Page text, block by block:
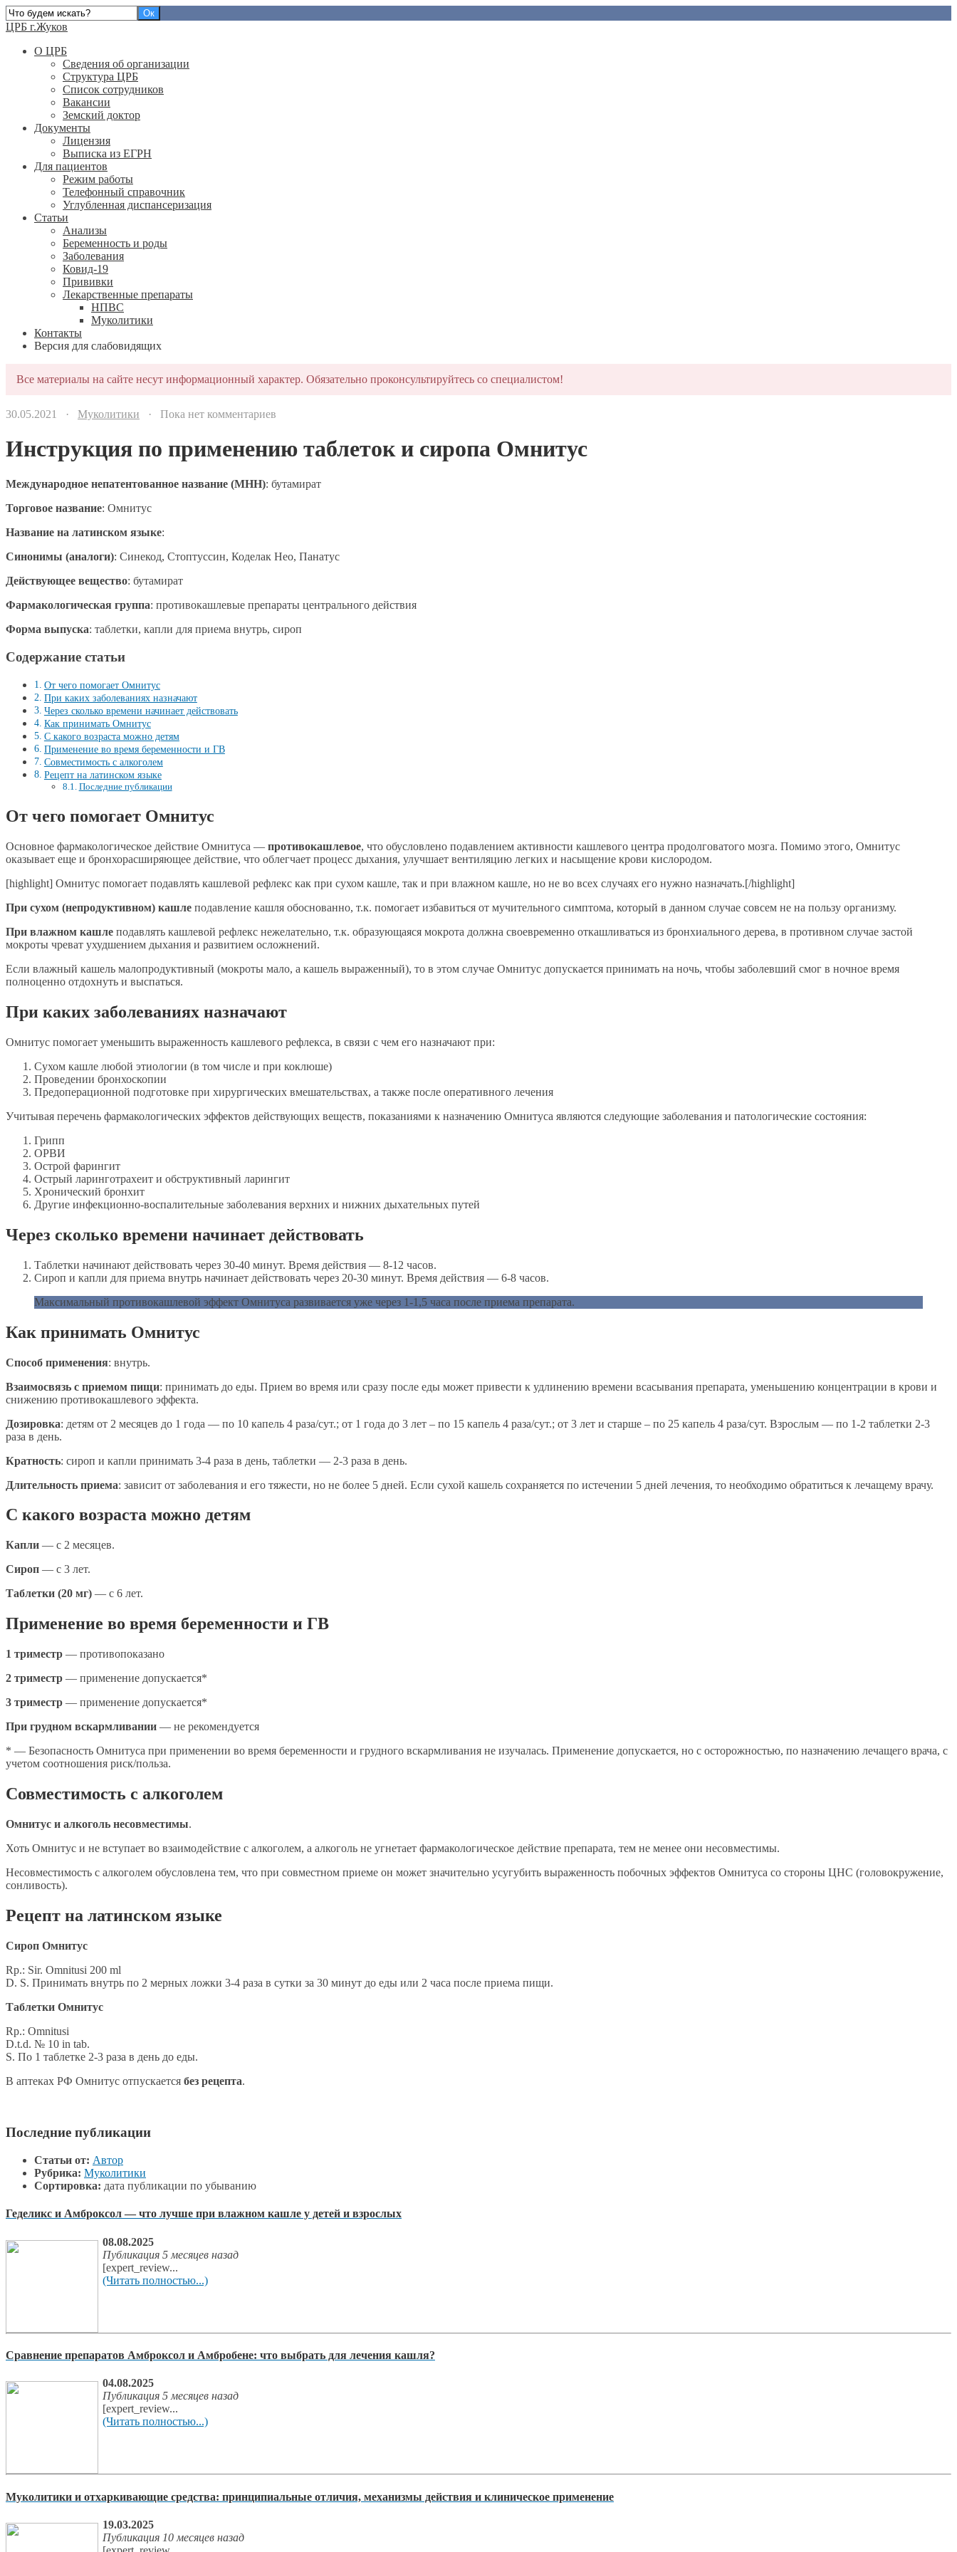
ЦРБ г.Жуков
О ЦРБ
Сведения об организации
Структура ЦРБ
Список сотрудников
Вакансии
Земский доктор
Документы
Лицензия
Выписка из ЕГРН
Для пациентов
Режим работы
Телефонный справочник
Углубленная диспансеризация
Статьи
Анализы
Беременность и роды
Заболевания
Ковид-19
Прививки
Лекарственные препараты
НПВС
Муколитики
Контакты
Версия для слабовидящих
Все материалы на сайте несут информационный характер. Обязательно проконсультируйтесь со специалистом!
30.05.2021 · Муколитики · Пока нет комментариев
Инструкция по применению таблеток и сиропа Омнитус
Международное непатентованное название (МНН): бутамират
Торговое название: Омнитус
Название на латинском языке:
Синонимы (аналоги): Синекод, Стоптуссин, Коделак Нео, Панатус
Действующее вещество: бутамират
Фармакологическая группа: противокашлевые препараты центрального действия
Форма выпуска: таблетки, капли для приема внутрь, сироп
Содержание статьи
От чего помогает Омнитус
При каких заболеваниях назначают
Через сколько времени начинает действовать
Как принимать Омнитус
С какого возраста можно детям
Применение во время беременности и ГВ
Совместимость с алкоголем
Рецепт на латинском языке
Последние публикации
От чего помогает Омнитус
Основное фармакологическое действие Омнитуса — противокашлевое, что обусловлено подавлением активности кашлевого центра продолговатого мозга. Помимо этого, Омнитус
оказывает еще и бронхорасширяющее действие, что облегчает процесс дыхания, улучшает вентиляцию легких и насыщение крови кислородом.
[highlight] Омнитус помогает подавлять кашлевой рефлекс как при сухом кашле, так и при влажном кашле, но не во всех случаях его нужно назначать.[/highlight]
При сухом (непродуктивном) кашле подавление кашля обоснованно, т.к. помогает избавиться от мучительного симптома, который в данном случае совсем не на пользу организму.
При влажном кашле подавлять кашлевой рефлекс нежелательно, т.к. образующаяся мокрота должна своевременно откашливаться из бронхиального дерева, в противном случае застой
мокроты чреват ухудшением дыхания и развитием осложнений.
Если влажный кашель малопродуктивный (мокроты мало, а кашель выраженный), то в этом случае Омнитус допускается принимать на ночь, чтобы заболевший смог в ночное время
полноценно отдохнуть и выспаться.
При каких заболеваниях назначают
Омнитус помогает уменьшить выраженность кашлевого рефлекса, в связи с чем его назначают при:
Сухом кашле любой этиологии (в том числе и при коклюше)
Проведении бронхоскопии
Предоперационной подготовке при хирургических вмешательствах, а также после оперативного лечения
Учитывая перечень фармакологических эффектов действующих веществ, показаниями к назначению Омнитуса являются следующие заболевания и патологические состояния:
Грипп
ОРВИ
Острой фарингит
Острый ларинготрахеит и обструктивный ларингит
Хронический бронхит
Другие инфекционно-воспалительные заболевания верхних и нижних дыхательных путей
Через сколько времени начинает действовать
Таблетки начинают действовать через 30-40 минут. Время действия — 8-12 часов.
Сироп и капли для приема внутрь начинает действовать через 20-30 минут. Время действия — 6-8 часов.
Максимальный противокашлевой эффект Омнитуса развивается уже через 1-1,5 часа после приема препарата.
Как принимать Омнитус
Способ применения: внутрь.
Взаимосвязь с приемом пищи: принимать до еды. Прием во время или сразу после еды может привести к удлинению времени всасывания препарата, уменьшению концентрации в крови и
снижению противокашлевого эффекта.
Дозировка: детям от 2 месяцев до 1 года — по 10 капель 4 раза/сут.; от 1 года до 3 лет – по 15 капель 4 раза/сут.; от 3 лет и старше – по 25 капель 4 раза/сут. Взрослым — по 1-2 таблетки 2-3
раза в день.
Кратность: сироп и капли принимать 3-4 раза в день, таблетки — 2-3 раза в день.
Длительность приема: зависит от заболевания и его тяжести, но не более 5 дней. Если сухой кашель сохраняется по истечении 5 дней лечения, то необходимо обратиться к лечащему врачу.
С какого возраста можно детям
Капли — с 2 месяцев.
Сироп — с 3 лет.
Таблетки (20 мг) — с 6 лет.
Применение во время беременности и ГВ
1 триместр — противопоказано
2 триместр — применение допускается*
3 триместр — применение допускается*
При грудном вскармливании — не рекомендуется
* — Безопасность Омнитуса при применении во время беременности и грудного вскармливания не изучалась. Применение допускается, но с осторожностью, по назначению лечащего врача, с
учетом соотношения риск/польза.
Совместимость с алкоголем
Омнитус и алкоголь несовместимы.
Хоть Омнитус и не вступает во взаимодействие с алкоголем, а алкоголь не угнетает фармакологическое действие препарата, тем не менее они несовместимы.
Несовместимость с алкоголем обусловлена тем, что при совместном приеме он может значительно усугубить выраженность побочных эффектов Омнитуса со стороны ЦНС (головокружение,
сонливость).
Рецепт на латинском языке
Сироп Омнитус
Rp.: Sir. Omnitusi 200 ml
D. S. Принимать внутрь по 2 мерных ложки 3-4 раза в сутки за 30 минут до еды или 2 часа после приема пищи.
Таблетки Омнитус
Rp.: Omnitusi
D.t.d. № 10 in tab.
S. По 1 таблетке 2-3 раза в день до еды.
В аптеках РФ Омнитус отпускается без рецепта.
Последние публикации
Статьи от: Автор
Рубрика: Муколитики
Сортировка: дата публикации по убыванию
Геделикс и Амброксол — что лучше при влажном кашле у детей и взрослых
08.08.2025
Публикация 5 месяцев назад
[expert_review...
(Читать полностью...)
Сравнение препаратов Амброксол и Амбробене: что выбрать для лечения кашля?
04.08.2025
Публикация 5 месяцев назад
[expert_review...
(Читать полностью...)
Муколитики и отхаркивающие средства: принципиальные отличия, механизмы действия и клиническое применение
19.03.2025
Публикация 10 месяцев назад